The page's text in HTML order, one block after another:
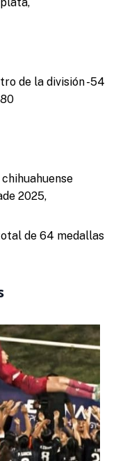
de la división -54
2025,
de 64 medallas